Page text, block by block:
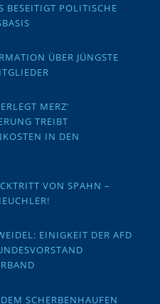
BESEITIGT POLITISCHE
ÜBER JÜNGSTE
MERZ‘
TREIBT
IN DEN
VON SPAHN –
EINIGKEIT DER AFD
SCHERBENHAUFEN